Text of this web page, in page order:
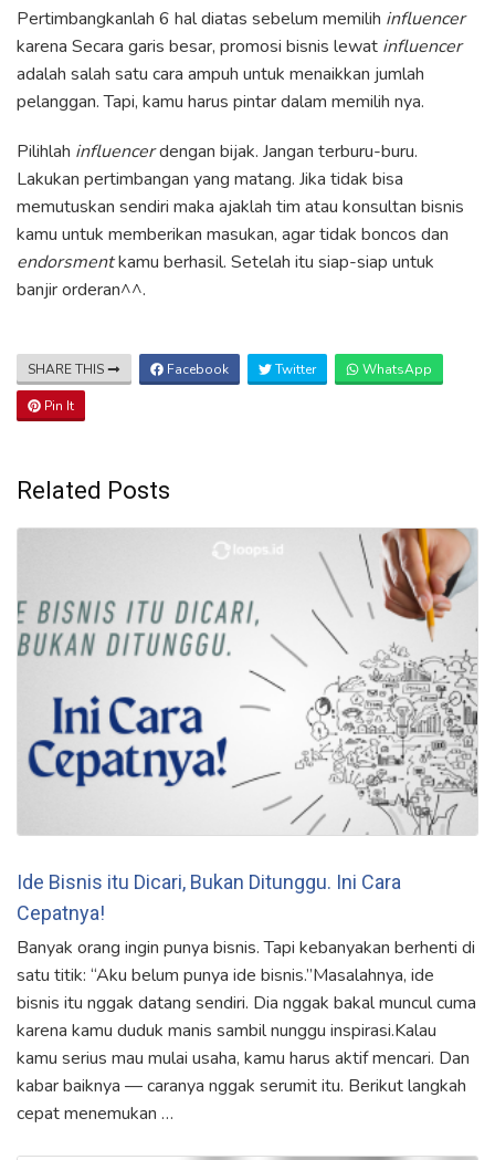
Pertimbangkanlah 6 hal diatas sebelum memilih influencer
karena Secara garis besar, promosi bisnis lewat influencer
adalah salah satu cara ampuh untuk menaikkan jumlah
pelanggan. Tapi, kamu harus pintar dalam memilih nya.
Pilihlah influencerdengan bijak. Jangan terburu-buru.
Lakukan pertimbangan yang matang. Jika tidak bisa
memutuskan sendiri maka ajaklah tim atau konsultan bisnis
kamu untuk memberikan masukan, agar tidak boncos dan
endorsmentkamu berhasil. Setelah itu siap-siap untuk
banjir orderan^^.
SHARE THIS Facebook Twitter WhatsApp
Pin It
Related Posts
Ide Bisnis itu Dicari, Bukan Ditunggu. Ini Cara
Cepatnya!
Banyak orang ingin punya bisnis. Tapi kebanyakan berhenti di
satu titik: “Aku belum punya ide bisnis.”Masalahnya, ide
bisnis itu nggak datang sendiri. Dia nggak bakal muncul cuma
karena kamu duduk manis sambil nunggu inspirasi.Kalau
kamu serius mau mulai usaha, kamu harus aktif mencari. Dan
kabar baiknya — caranya nggak serumit itu. Berikut langkah
cepat menemukan …